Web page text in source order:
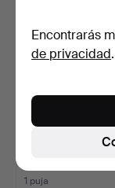
EINAR PALME.
flores, óleo sobre…
1 puja
Encontrarás
de privacidad.